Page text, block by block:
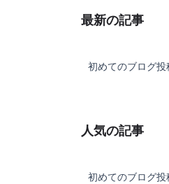
件の顛末を描
とで謎を解明
けど違うスト
いわゆる出題
最新の記事
初めてのブログ
人気の記事
初めてのブログ